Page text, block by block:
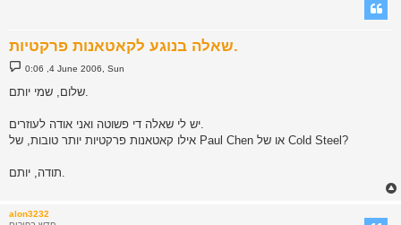
שאלה בנוגע לקאטאנות פרקטיות.
P
o
t
0:06 ,4 June 2006, Sun
שלום, שמי יותם.
יש לי שאלה די פשוטה ואני אודה לעוזרים.
אילו קאטאנות פרקטיות יותר טובות, של Paul Chen או של Cold Steel?
תודה, יותם.
alon3232